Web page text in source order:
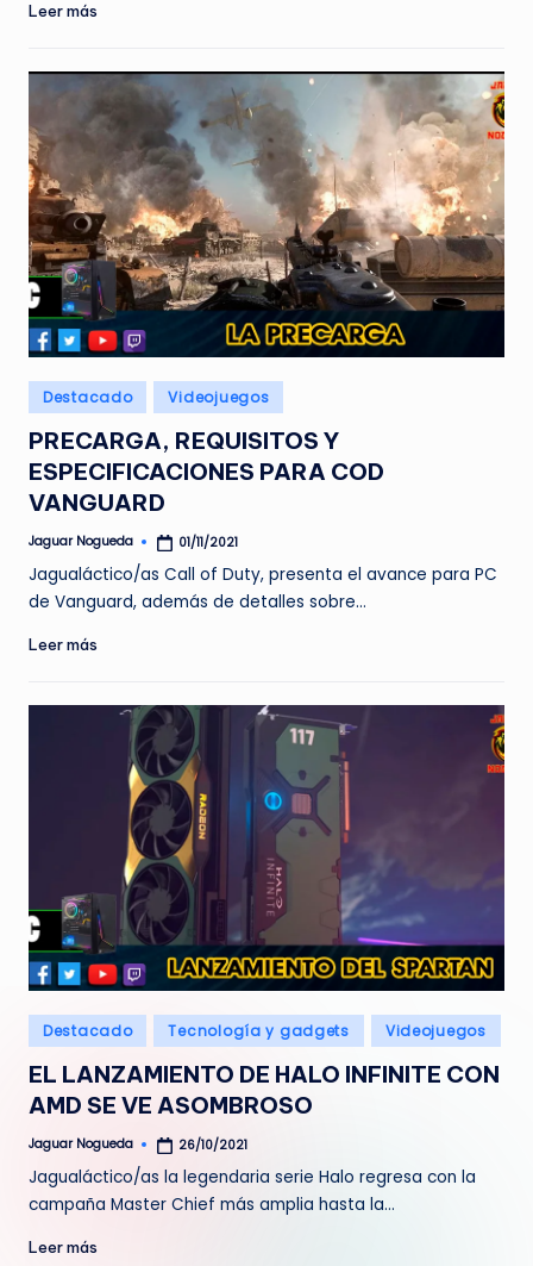
Leer más
Publicado
en
Destacado Videojuegos
PRECARGA, REQUISITOS Y
ESPECIFICACIONES PARA COD
VANGUARD
Publicado
Jaguar Nogueda 01/11/2021
Jagualáctico/as Call of Duty, presenta el avance para PC
de Vanguard, además de detalles sobre…
Leer más
Publicado
en
Destacado Tecnología y gadgets Videojuegos
EL LANZAMIENTO DE HALO INFINITE CON
AMD SE VE ASOMBROSO
Publicado
Jaguar Nogueda 26/10/2021
Jagualáctico/as la legendaria serie Halo regresa con la
campaña Master Chief más amplia hasta la…
Leer más